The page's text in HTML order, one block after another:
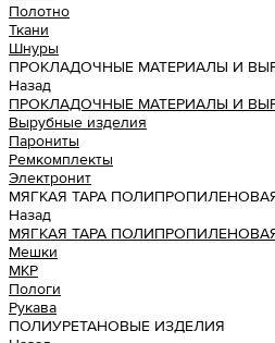
Полотно
Ткани
Шнуры
ПРОКЛАДОЧНЫЕ МАТЕРИАЛЫ И
Назад
ПРОКЛАДОЧНЫЕ МАТЕРИАЛЫ И
Вырубные изделия
Парониты
Ремкомплекты
Электронит
МЯГКАЯ ТАРА
Назад
МЯГКАЯ ТАРА
Мешки
МКР
Пологи
Рукава
ПОЛИУРЕТАНОВЫЕ ИЗДЕЛИЯ